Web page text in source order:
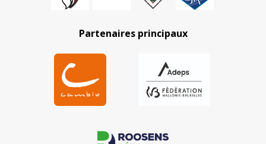
Partenaires principaux